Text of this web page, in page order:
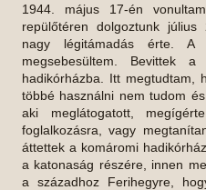
1944. május 17-én
repülőtéren dolgoztunk
nagy légitámadás érte. A
megsebesültem. Bevittek
hadikórházba. Itt megtudtam,
többé használni nem tudom
aki meglátogatott,
foglalkozásra, vagy
áttettek a komáromi
a katonaság részére, innen
a századhoz Ferihegyre,